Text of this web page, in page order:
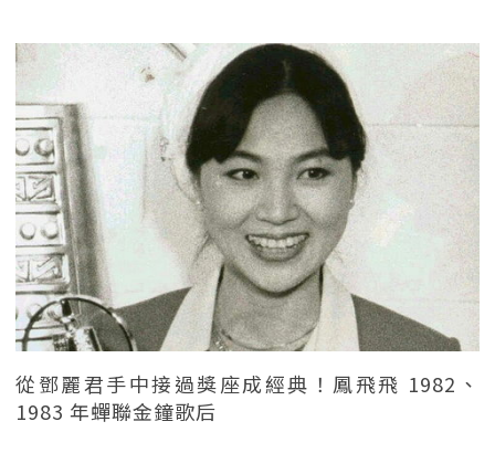
從鄧麗君手中接過獎座成經典！鳳飛飛 1982、
1983 年蟬聯金鐘歌后